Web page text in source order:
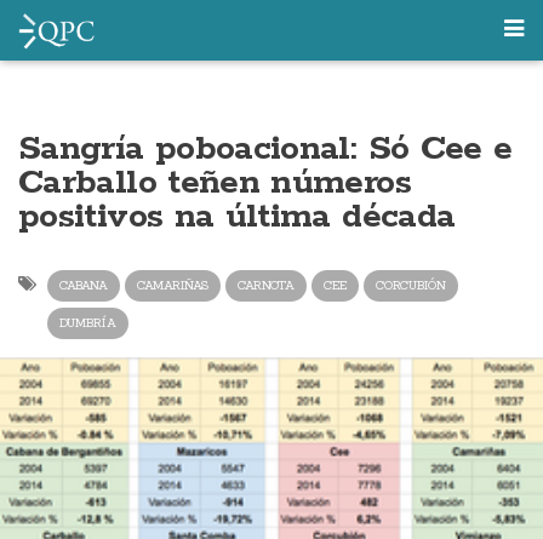
Sangría poboacional: Só Cee e
Carballo teñen números
positivos na última década
CABANA CAMARIÑAS CARNOTA CEE CORCUBIÓN
DUMBRÍA